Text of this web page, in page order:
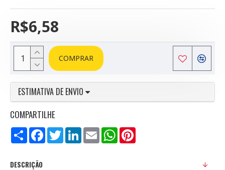
R$6,58
COMPRAR
ESTIMATIVA DE ENVIO
COMPARTILHE
Compartilhar
FacebookTwitterLinkedInEmail WhatsApp
DESCRIÇÃO